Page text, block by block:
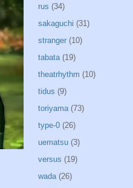
rus (34)
sakaguchi (31)
stranger (10)
tabata (19)
theatrhythm (10)
tidus (9)
toriyama (73)
type-0 (26)
uematsu (3)
versus (19)
wada (26)